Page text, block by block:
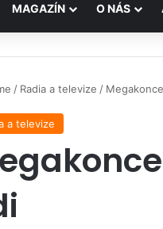
MAGAZÍN O NÁS
/ Radia a televize /
a televize